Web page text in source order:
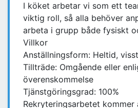
I köket arbetar vi som ett
viktig roll, så alla behöver
arbeta i grupp både fysiskt
Villkor
Anställningsform: Heltid,
Tillträde: Omgående eller
överenskommelse
Tjänstgöringsgrad: 100%
Rekryteringsarbetet